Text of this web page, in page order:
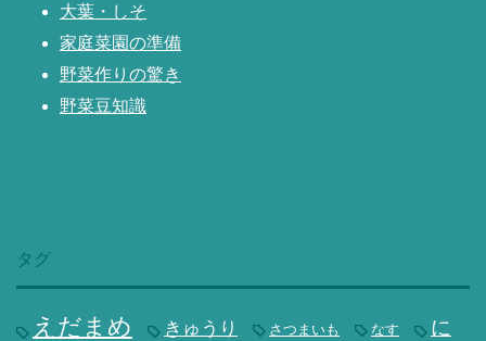
大葉・しそ
家庭菜園の準備
野菜作りの驚き
野菜豆知識
タグ
えだまめ きゅうり さつまいも なす
に